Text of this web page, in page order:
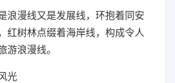
浪漫线又是发展线，环抱着同安
红树林点缀着海岸线，构成令人
游浪漫线。
光